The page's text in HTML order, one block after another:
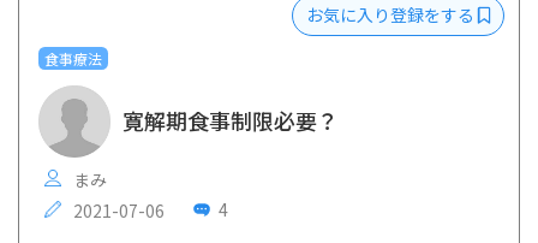
食事療法
お気に入り登録をする
寛解期食事制限必要？
まみ
2021-07-06
4